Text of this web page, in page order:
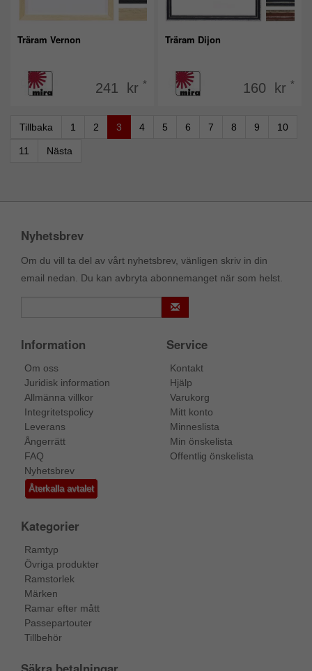
Träram Vernon
241 kr *
Träram Dijon
160 kr *
Tillbaka 1 2 3 4 5 6 7 8 9 10
11 Nästa
Nyhetsbrev
Om du vill ta del av vårt nyhetsbrev, vänligen skriv in din
email nedan. Du kan avbryta abonnemanget när som helst.
Information
Om oss
Juridisk information
Allmänna villkor
Integritetspolicy
Leverans
Ångerrätt
FAQ
Nyhetsbrev
Återkalla avtalet
Service
Kontakt
Hjälp
Varukorg
Mitt konto
Minneslista
Min önskelista
Offentlig önskelista
Kategorier
Ramtyp
Övriga produkter
Ramstorlek
Märken
Ramar efter mått
Passepartouter
Tillbehör